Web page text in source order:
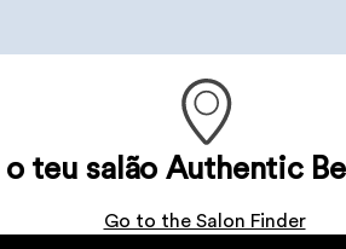
150 ml
É uma
que
o teu salão Authentic
Go to the Salon Finder